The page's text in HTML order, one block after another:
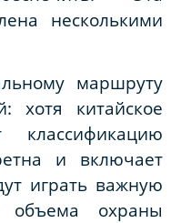
несколькими
маршруту
хотя китайское
классификацию
и включает
играть важную
объема охраны